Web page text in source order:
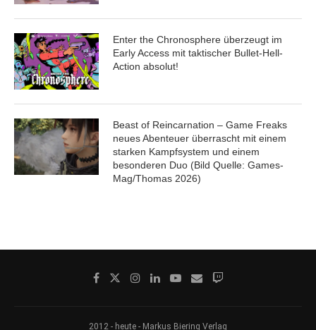
Enter the Chronosphere überzeugt im
Early Access mit taktischer Bullet-Hell-
Action absolut!
Beast of Reincarnation – Game Freaks
neues Abenteuer überrascht mit einem
starken Kampfsystem und einem
besonderen Duo (Bild Quelle: Games-
Mag/Thomas 2026)
2012 - heute - Markus Biering Verlag